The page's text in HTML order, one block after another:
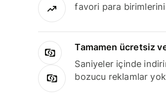
favori para
Tamamen ücretsiz
Saniyeler içinde
bozucu reklamlar